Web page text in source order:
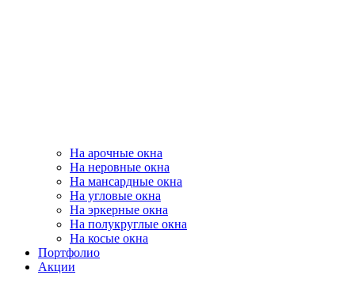
На арочные окна
На неровные окна
На мансардные окна
На угловые окна
На эркерные окна
На полукруглые окна
На косые окна
Портфолио
Акции